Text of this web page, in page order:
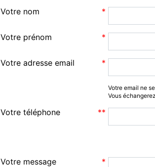
Votre nom
Votre prénom
Votre adresse email
Votre email ne
Vous
Votre téléphone
Votre message